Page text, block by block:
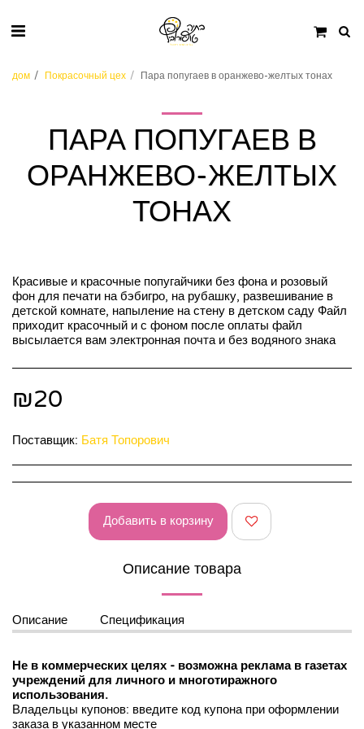
дом Покрасочный цех Пара попугаев в оранжево-желтых тонах
ПАРА ПОПУГАЕВ В
ОРАНЖЕВО-ЖЕЛТЫХ
ТОНАХ
Красивые и красочные попугайчики без фона и розовый
фон для печати на бэбигро, на рубашку, развешивание в
детской комнате, напыление на стену в детском саду Файл
приходит красочный и с фоном после оплаты файл
высылается вам электронная почта и без водяного знака
₪20
Поставщик: Батя Топорович
Добавить в корзину
Описание товара
Описание Спецификация
Не в коммерческих целях - возможна реклама в газетах
учреждений для личного и многотиражного
использования.
Владельцы купонов: введите код купона при оформлении
заказа в указанном месте